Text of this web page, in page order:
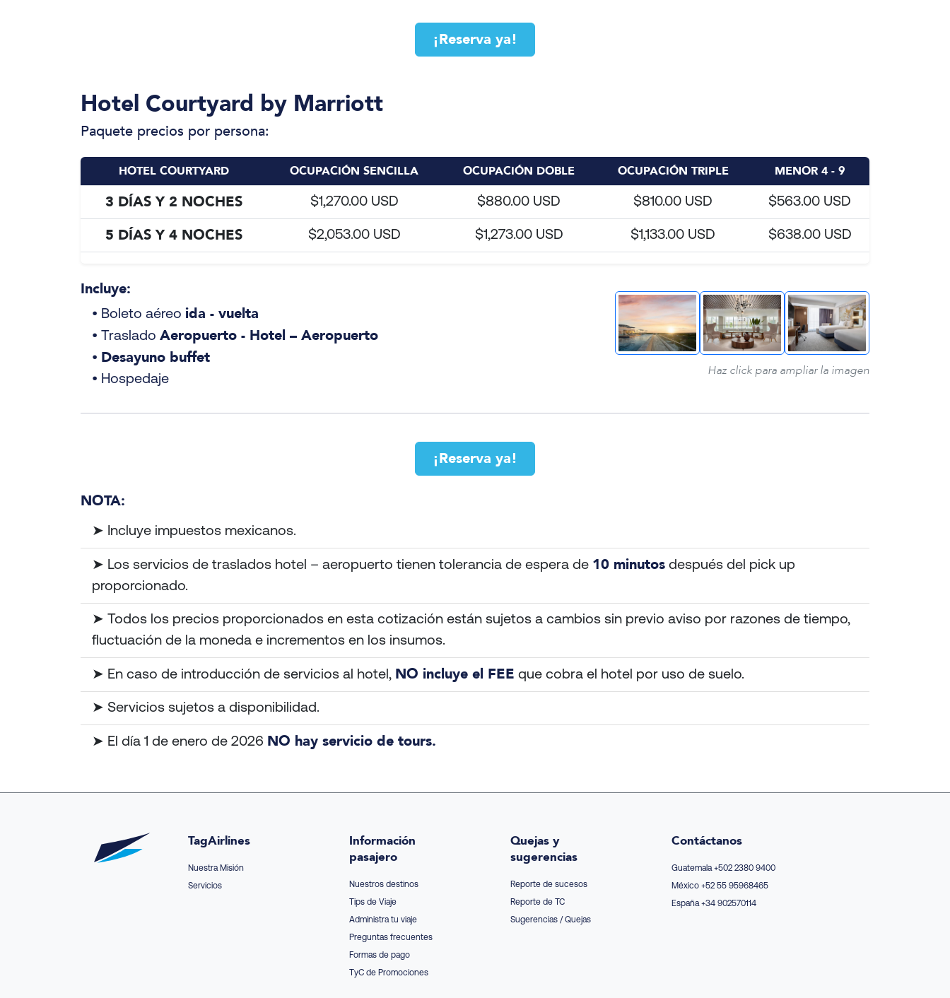
¡Reserva ya!
Hotel Courtyard by Marriott
Paquete precios por persona:
HOTEL COURTYARD OCUPACIÓN SENCILLA OCUPACIÓN DOBLE OCUPACIÓN TRIPLE MENOR 4 - 9
3 DÍAS Y 2 NOCHES $1,270.00 USD $880.00 USD $810.00 USD $563.00 USD
5 DÍAS Y 4 NOCHES $2,053.00 USD $1,273.00 USD $1,133.00 USD $638.00 USD
Incluye:
• Boleto aéreo ida - vuelta
• Traslado Aeropuerto - Hotel – Aeropuerto
• Desayuno buffet
• Hospedaje
Haz click para ampliar la imagen
¡Reserva ya!
NOTA:
➤ Incluye impuestos mexicanos.
➤ Los servicios de traslados hotel – aeropuerto tienen tolerancia de espera de 10 minutos después del pick up
proporcionado.
➤ Todos los precios proporcionados en esta cotización están sujetos a cambios sin previo aviso por razones de tiempo,
fluctuación de la moneda e incrementos en los insumos.
➤ En caso de introducción de servicios al hotel, NO incluye el FEE que cobra el hotel por uso de suelo.
➤ Servicios sujetos a disponibilidad.
➤ El día 1 de enero de 2026 NO hay servicio de tours.
TagAirlines
Nuestra Misión
Servicios
Información
pasajero
Nuestros destinos
Tips de Viaje
Administra tu viaje
Preguntas frecuentes
Formas de pago
TyC de Promociones
Quejas y
sugerencias
Reporte de sucesos
Reporte de TC
Sugerencias / Quejas
Contáctanos
Guatemala +502 2380 9400
México +52 55 95968465
España +34 902570114